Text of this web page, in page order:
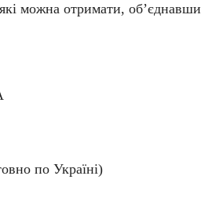
які можна отримати, об’єднавши
по Україні)